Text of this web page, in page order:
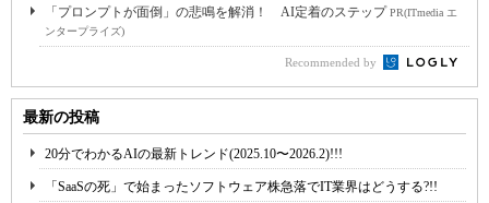
「プロンプトが面倒」の悲鳴を解消！ AI定着のステップPR(ITmedia エ
ンタープライズ)
Recommended by
最新の投稿
20分でわかるAIの最新トレンド(2025.10〜2026.2)!!!
「SaaSの死」で始まったソフトウェア株急落でIT業界はどうする?!!